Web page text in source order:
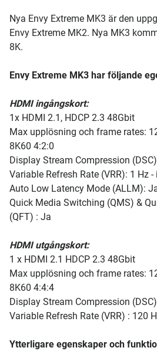
Nya Envy Extreme MK3 är den
Envy Extreme MK2. Nya MK3
8K.
Envy Extreme MK3 har följande
HDMI ingångskort:
1x HDMI 2.1, HDCP 2.3 48Gbit
Max upplösning och frame rates:
8K60 4:2:0
Display Stream Compression
Variable Refresh Rate (VRR): 1 Hz
Auto Low Latency Mode (ALLM):
Quick Media Switching (QMS) &
(QFT) : Ja
HDMI utgångskort:
1 x HDMI 2.1 HDCP 2.3 48Gbit
Max upplösning och frame rates:
8K60 4:4:4
Display Stream Compression
Variable Refresh Rate (VRR) : 120
Ytterligare egenskaper och